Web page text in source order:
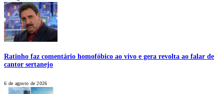
Ratinho faz comentário homofóbico ao vivo e gera revolta ao falar de
cantor sertanejo
6 de agosto de 2026